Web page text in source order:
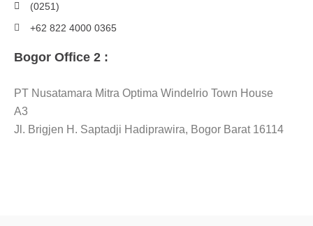
(0251)
+62 822 4000 0365
Bogor Office 2 :
PT Nusatamara Mitra Optima Windelrio Town House
A3
Jl. Brigjen H. Saptadji Hadiprawira, Bogor Barat 16114